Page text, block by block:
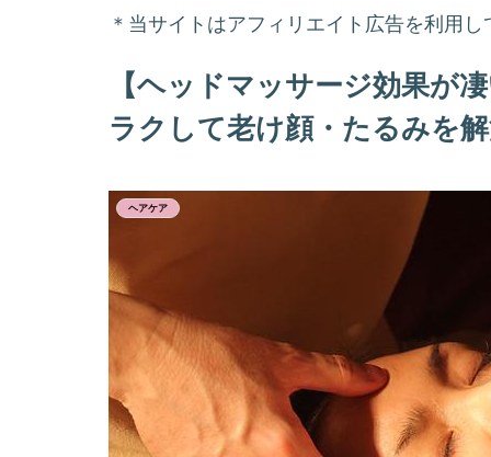
＊当サイトはアフィリエイト広告を利用し
【ヘッドマッサージ効果が
ラクして老け顔・たるみを
ヘアケア